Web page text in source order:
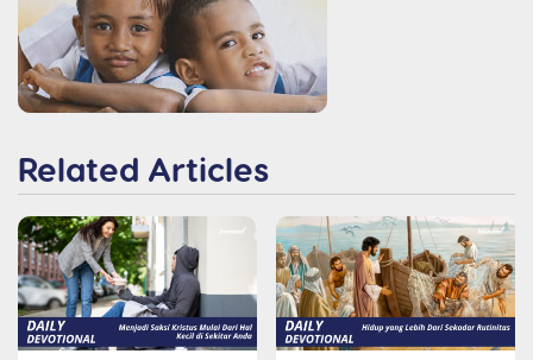
Related Articles